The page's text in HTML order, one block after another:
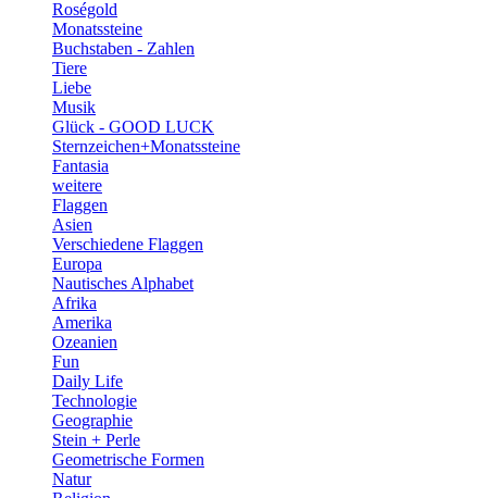
Roségold
Monatssteine
Buchstaben - Zahlen
Tiere
Liebe
Musik
Glück - GOOD LUCK
Sternzeichen+Monatssteine
Fantasia
weitere
Flaggen
Asien
Verschiedene Flaggen
Europa
Nautisches Alphabet
Afrika
Amerika
Ozeanien
Fun
Daily Life
Technologie
Geographie
Stein + Perle
Geometrische Formen
Natur